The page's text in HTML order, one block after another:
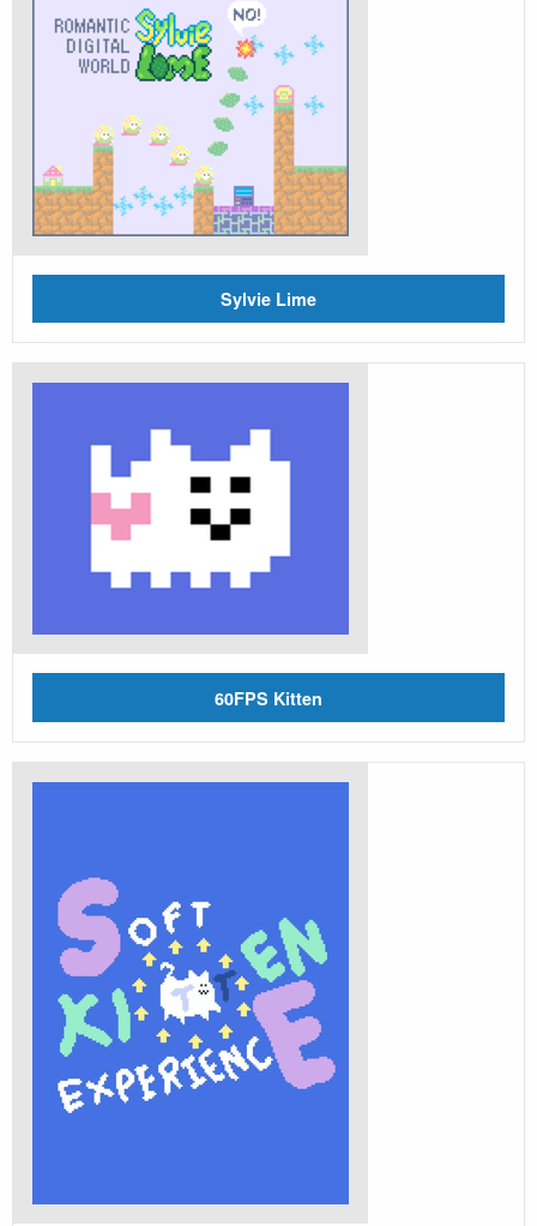
Sylvie Lime
60FPS Kitten